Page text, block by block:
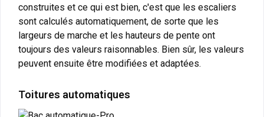
construites et ce qui est bien, c'est que les escaliers
sont calculés automatiquement, de sorte que les
largeurs de marche et les hauteurs de pente ont
toujours des valeurs raisonnables. Bien sûr, les valeurs
peuvent ensuite être modifiées et adaptées.
Toitures automatiques